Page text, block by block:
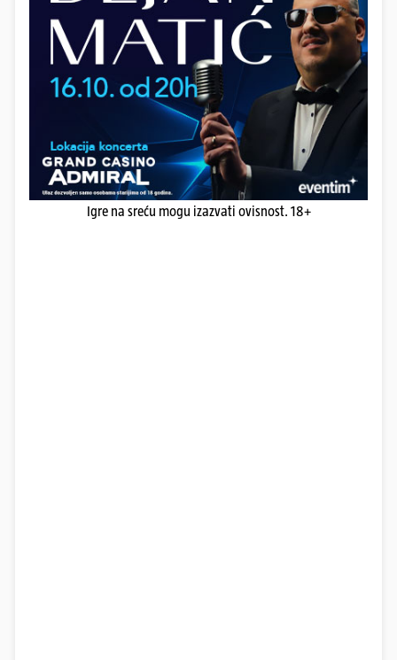
Igre na sreću mogu izazvati ovisnost. 18+